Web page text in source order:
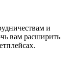
и
вам расширить